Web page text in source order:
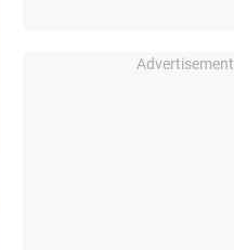
Advertisement